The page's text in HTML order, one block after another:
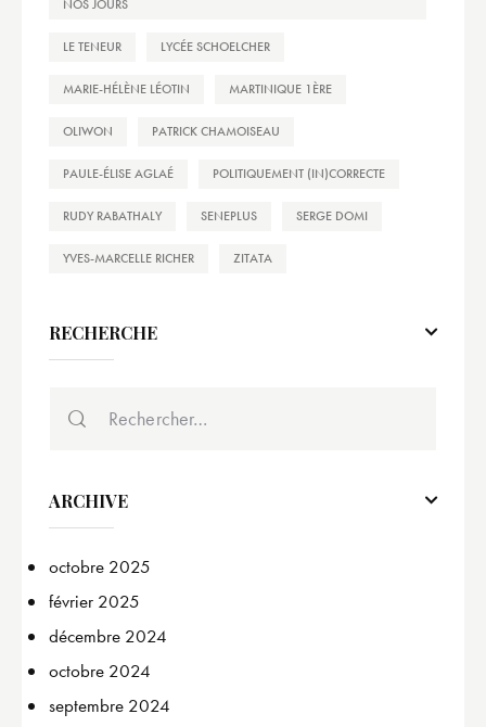
NOS JOURS
LE TENEUR LYCÉE SCHOELCHER
MARIE-HÉLÈNE LÉOTIN MARTINIQUE 1ÈRE
OLIWON PATRICK CHAMOISEAU
PAULE-ÉLISE AGLAÉ POLITIQUEMENT (IN)CORRECTE
RUDY RABATHALY SENEPLUS SERGE DOMI
YVES-MARCELLE RICHER ZITATA
RECHERCHE
ARCHIVE
octobre 2025
février 2025
décembre 2024
octobre 2024
septembre 2024